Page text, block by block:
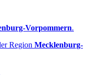
Vorpommern.
Region Mecklenburg-